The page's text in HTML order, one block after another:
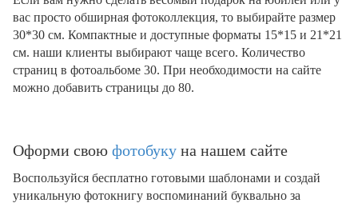
вас просто обширная фотоколлекция, то выбирайте размер
30*30 см. Компактные и доступные форматы 15*15 и 21*21
см. наши клиенты выбирают чаще всего. Количество
страниц в фотоальбоме 30. При необходимости на сайте
можно добавить страницы до 80.
Оформи свою фотобуку на нашем сайте
Воспользуйся бесплатно готовыми шаблонами и создай
уникальную фотокнигу воспоминаний буквально за